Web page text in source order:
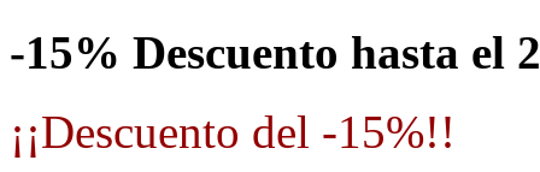
-15% Descuento hasta el
¡¡Descuento del -15%!!